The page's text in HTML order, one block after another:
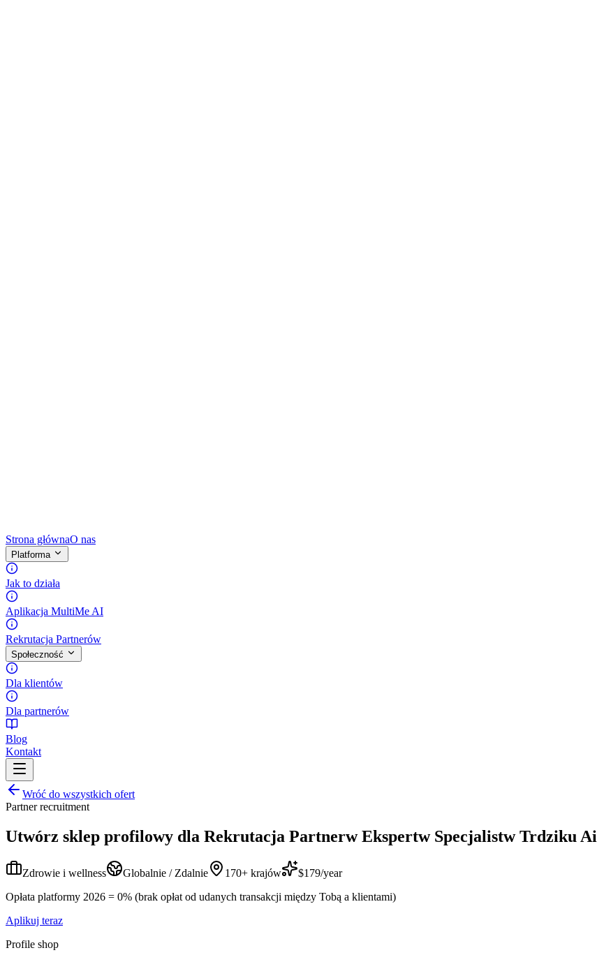
Strona głównaO nas
Platforma
Jak to działa
Aplikacja MultiMe AI
Rekrutacja Partnerów
Społeczność
Dla klientów
Dla partnerów
Blog
Kontakt
Wróć do wszystkich ofert
Partner recruitment
Utwórz sklep profilowy dla Rekrutacja Partnerw Ekspertw Specjalistw Trdziku Ai
Zdrowie i wellness Globalnie / Zdalnie 170+ krajów
$179/year
Opłata platformy 2026 = 0% (brak opłat od udanych transakcji między Tobą a klientami)
Aplikuj teraz
Profile shop